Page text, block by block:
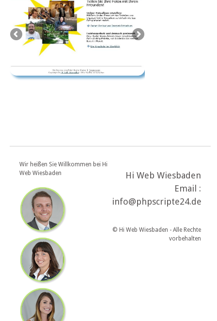
Wir heißen Sie Willkommen bei Hi
Web Wiesbaden
Hi Web Wiesbaden
Email :
info@phpscripte24.de
© Hi Web Wiesbaden - Alle Rechte
vorbehalten